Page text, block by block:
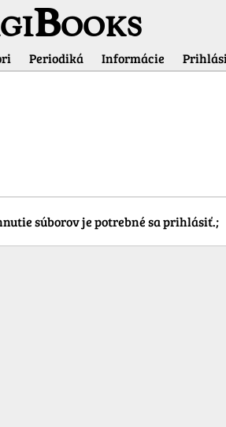
Periodiká Informácie
súborov je potrebné sa prihlásiť.;